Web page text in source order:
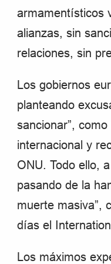
armamentísticos
alianzas, sin
relaciones, sin
Los gobiernos
planteando
sancionar”,
internacional y
ONU. Todo ello,
pasando de la
muerte masiva”,
días el
Los máximos